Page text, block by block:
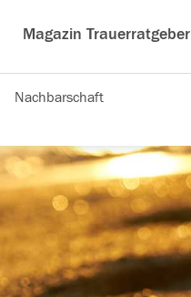
Magazin Trauerratgeber
Nachbarschaft